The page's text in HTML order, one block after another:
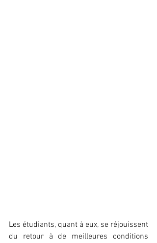
Les étudiants, quant à eux, se réjouissent
du retour à de meilleures conditions